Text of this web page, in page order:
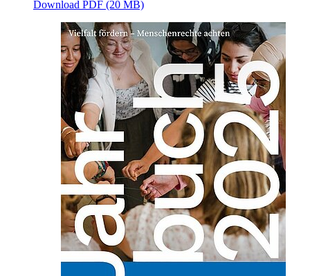
Download PDF (20 MB)